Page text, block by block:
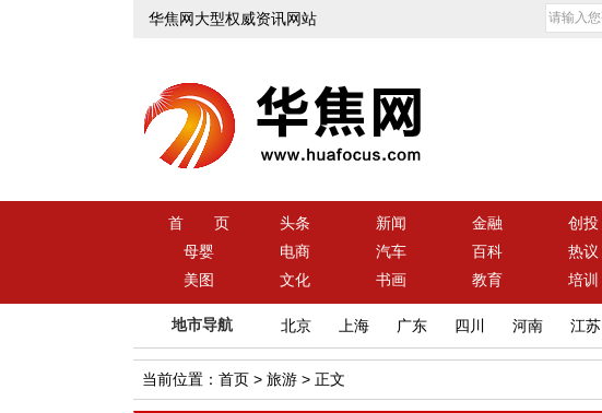
华焦网大型权威资讯网站
首 页 头条 新闻 金融 创投
母婴
电商 汽车 百科 热议
美图
文化 书画 教育 培训
地市导航 北京 上海 广东 四川 河南 江苏
当前位置： 首页 > 旅游 > 正文